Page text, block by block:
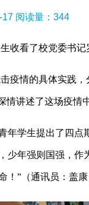
阅读量： 344
收看了校党委书记
疫情的具体实践
讲述了这场疫情
学生提出了四点
年强则国强，作
”（通讯员：盖康